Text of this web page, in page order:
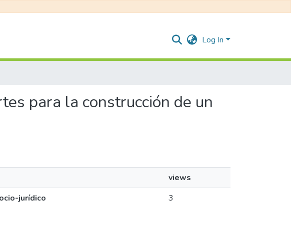
Log In
para la construcción de un
views
jurídico
3